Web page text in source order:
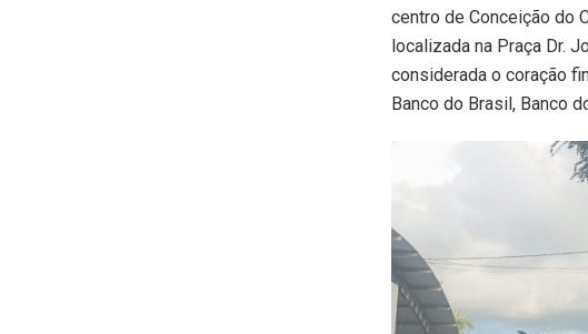
centro de Conceição do
localizada na Praça Dr.
considerada o coração
Banco do Brasil, Banco